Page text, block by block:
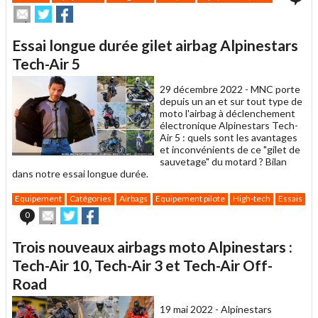
Envoyer
cet
à
un
ami
Partager
sur
sur
Essai longue durée gilet airbag Alpinestars
Tech-Air 5
29 décembre 2022 - MNC porte
depuis un an et sur tout type de
moto l'airbag à déclenchement
électronique Alpinestars Tech-
Air 5 : quels sont les avantages
et inconvénients de ce "gilet de
sauvetage" du motard ? Bilan
dans notre essai longue durée.
Equipement Catégories Airbags Equipement pilote High-tech
Essais
0
Envoyer
cet
à
un
ami
Partager
sur sur
Trois nouveaux airbags moto Alpinestars :
Tech-Air 10, Tech-Air 3 et Tech-Air Off-
Road
19 mai 2022 - Alpinestars